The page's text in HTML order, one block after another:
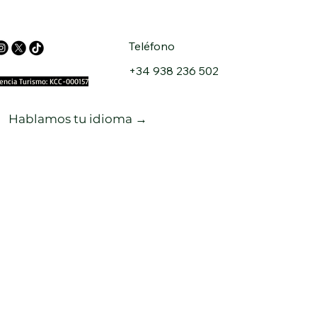
Teléfono
Turismo: KCC-000157
+34 938 236 502
Hablamos tu idioma →